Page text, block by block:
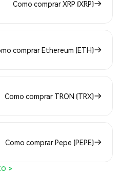
Como comprar XRP (XRP)
comprar Ethereum (ETH)
Como comprar TRON (TRX)
Como comprar Pepe (PEPE)
>